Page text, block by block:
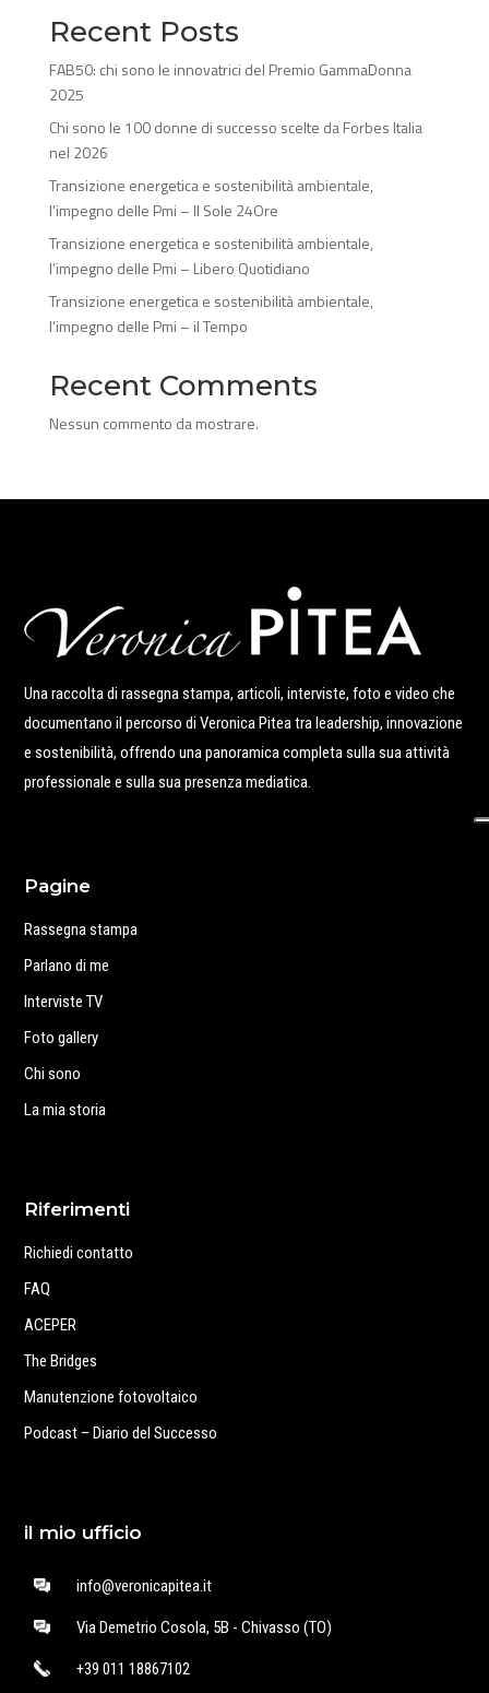
Recent Posts
FAB50: chi sono le innovatrici del Premio GammaDonna
2025
Chi sono le 100 donne di successo scelte da Forbes Italia
nel 2026
Transizione energetica e sostenibilità ambientale,
l’impegno delle Pmi – Il Sole 24Ore
Transizione energetica e sostenibilità ambientale,
l’impegno delle Pmi – Libero Quotidiano
Transizione energetica e sostenibilità ambientale,
l’impegno delle Pmi – il Tempo
Recent Comments
Nessun commento da mostrare.
Una raccolta di rassegna stampa, articoli, interviste, foto e video che
documentano il percorso di Veronica Pitea tra leadership, innovazione
e sostenibilità, offrendo una panoramica completa sulla sua attività
professionale e sulla sua presenza mediatica.
Pagine
Rassegna stampa
Parlano di me
Interviste TV
Foto gallery
Chi sono
La mia storia
Riferimenti
Richiedi contatto
FAQ
ACEPER
The Bridges
Manutenzione fotovoltaico
Podcast – Diario del Successo
il mio ufficio
info@veronicapitea.it
Via Demetrio Cosola, 5B - Chivasso (TO)
+39 011 18867102